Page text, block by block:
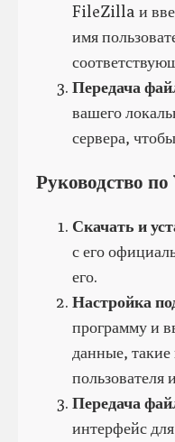
FileZilla и
имя
Передача
вашего
сервера,
Руководство по
Скачать и
с его
его.
Настройка
программу и
данные, такие
пользователя
Передача
интерфейс